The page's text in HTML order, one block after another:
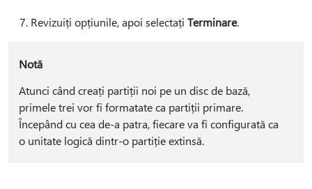
Revizuiți opțiunile, apoi selectați Terminare.
Notă
Atunci când creați partiții noi pe un disc de bază,
primele trei vor fi formatate ca partiții primare.
Începând cu cea de-a patra, fiecare va fi configurată ca
o unitate logică dintr-o partiție extinsă.